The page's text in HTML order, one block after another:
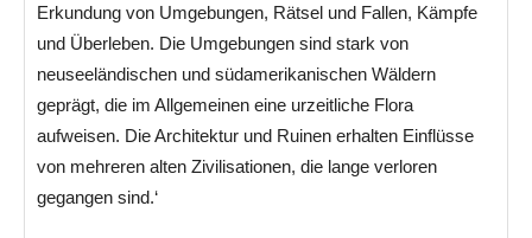
Erkundung von Umgebungen, Rätsel und Fallen, Kämpfe
und Überleben. Die Umgebungen sind stark von
neuseeländischen und südamerikanischen Wäldern
geprägt, die im Allgemeinen eine urzeitliche Flora
aufweisen. Die Architektur und Ruinen erhalten Einflüsse
von mehreren alten Zivilisationen, die lange verloren
gegangen sind.‘